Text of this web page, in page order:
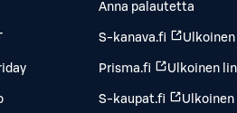
Anna palautetta
S-kanava.fi
Prisma.fi Ulkoinen
S-kaupat.fi